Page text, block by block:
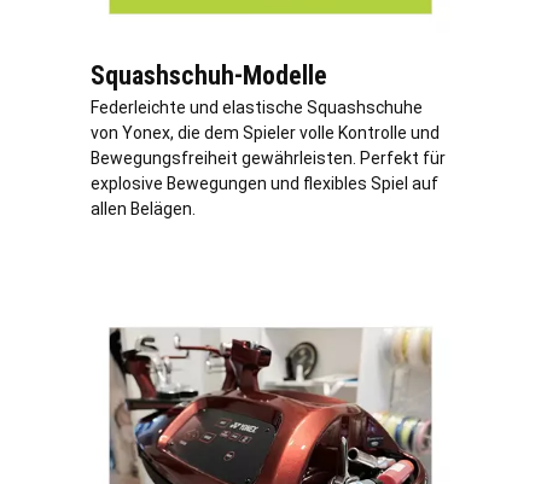
Squashschuh-Modelle
Federleichte und elastische Squashschuhe
von Yonex, die dem Spieler volle Kontrolle und
Bewegungsfreiheit gewährleisten. Perfekt für
explosive Bewegungen und flexibles Spiel auf
allen Belägen.